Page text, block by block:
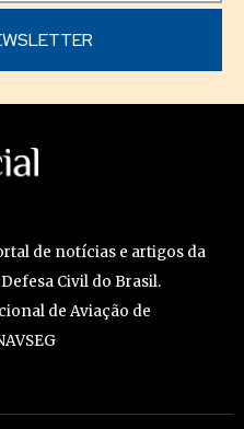
de notícias e artigos da
Civil do Brasil.
de Aviação de